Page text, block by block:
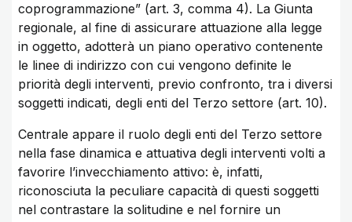
coprogrammazione” (art. 3, comma 4). La Giunta
regionale, al fine di assicurare attuazione alla legge
in oggetto, adotterà un piano operativo contenente
le linee di indirizzo con cui vengono definite le
priorità degli interventi, previo confronto, tra i diversi
soggetti indicati, degli enti del Terzo settore (art. 10).
Centrale appare il ruolo degli enti del Terzo settore
nella fase dinamica e attuativa degli interventi volti a
favorire l’invecchiamento attivo: è, infatti,
riconosciuta la peculiare capacità di questi soggetti
nel contrastare la solitudine e nel fornire un